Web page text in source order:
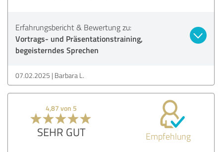
Erfahrungsbericht & Bewertung zu:
Vortrags- und Präsentationstraining,
begeisterndes Sprechen
07.02.2025 Barbara L.
4,87 von 5
SEHR GUT Empfehlung